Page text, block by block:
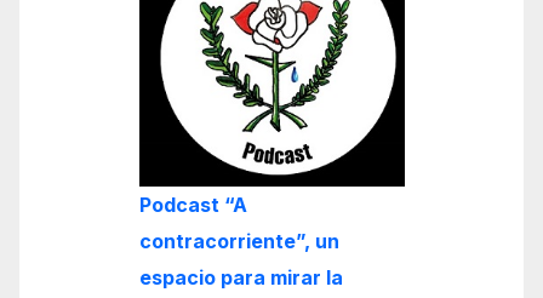
Podcast “A
contracorriente”, un
espacio para mirar la